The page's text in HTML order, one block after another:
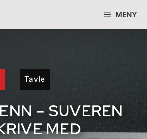
MENY
Tavle
– SUVEREN
MED